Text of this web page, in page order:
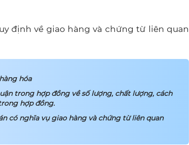
định về giao hàng và chứng từ liên quan
hóa
trong hợp đồng về số lượng, chất lượng, cách
hợp đồng.
có nghĩa vụ giao hàng và chứng từ liên quan